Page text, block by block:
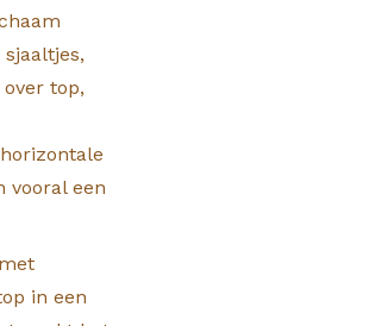
top,
vooral een
in een